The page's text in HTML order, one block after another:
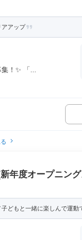
アアップ
！✨ 「...
年度オープニン
どもと一緒に楽しんで運動